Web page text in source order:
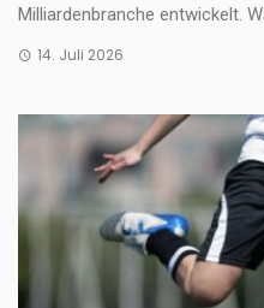
Milliardenbranche entwickelt.
14. Juli 2026